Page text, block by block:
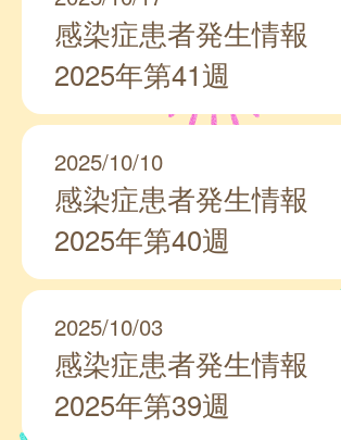
感染症患者発生情報
2025年第41週
2025/10/10
感染症患者発生情報
2025年第40週
2025/10/03
感染症患者発生情報
2025年第39週